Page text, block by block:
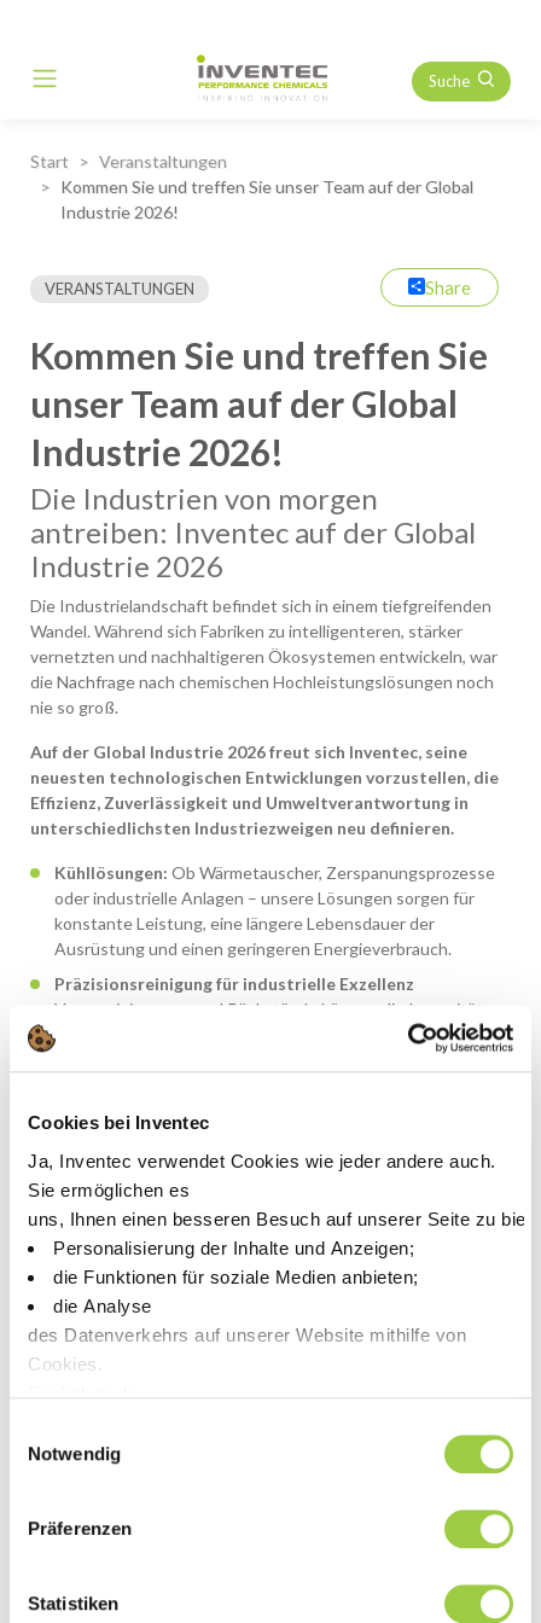
Cookies bei Inventec
Ja, Inventec verwendet Cookies wie jeder andere auch.
Sie ermöglichen es
uns, Ihnen einen besseren Besuch auf unserer Seite zu
Personalisierung der Inhalte und Anzeigen;
die Funktionen für soziale Medien anbieten;
die Analyse
des Datenverkehrs auf unserer Website mithilfe von
Cookies.
Keine Panik, Sie können Ihre Auswahl auch jederzeit auf
Notwendig
Präferenzen
Statistiken
Main Navigation Suche
Start
Veranstaltungen
Kommen Sie und treffen Sie unser Team auf der Global
Industrie 2026!
VERANSTALTUNGEN Share
Kommen Sie und treffen Sie
unser Team auf der Global
Industrie 2026!
Die Industrien von morgen
antreiben: Inventec auf der Global
Industrie 2026
Die Industrielandschaft befindet sich in einem tiefgreifenden
Wandel. Während sich Fabriken zu intelligenteren, stärker
vernetzten und nachhaltigeren Ökosystemen entwickeln, war
die Nachfrage nach chemischen Hochleistungslösungen noch
nie so groß.
Auf der Global Industrie 2026 freut sich Inventec, seine
neuesten technologischen Entwicklungen vorzustellen, die
Effizienz, Zuverlässigkeit und Umweltverantwortung in
unterschiedlichsten Industriezweigen neu definieren.
Kühllösungen: Ob Wärmetauscher, Zerspanungsprozesse
oder industrielle Anlagen – unsere Lösungen sorgen für
konstante Leistung, eine längere Lebensdauer der
Ausrüstung und einen geringeren Energieverbrauch.
Präzisionsreinigung für industrielle Exzellenz
Verunreinigungen und Rückstände können die Integrität
mechanischer Komponenten beeinträchtigen und so zu
Stillstandszeiten, Ineffizienzen und höheren Kosten führen.
Lösungsmittelregenerierung
und Prinzipien der Kreislaufwirtschaft umzusetzen, bieten
die Lösungsmittel-Regenerierungsservices von Inventec
eine nachhaltige Alternative zu herkömmlichen
Entsorgungsmethoden.
Besuchen Sie uns – unsere Expertinnen und Experten stehen
Ihnen gerne zur Verfügung, um zu besprechen, wie unsere
chemischen Lösungen auf Ihre spezifischen
umweltfreundlichere Praktiken einführen möchten – wir
verfügen über die passende Expertise, um Sie bei der